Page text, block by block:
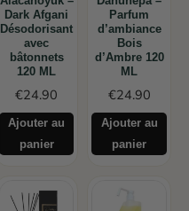
Dark Afgani
Désodorisant
avec
bâtonnets
120 ML
€24.90
Ajouter au
panier
Parfum
d’ambiance
Bois
d’Ambre 120
ML
€24.90
Ajouter au
panier